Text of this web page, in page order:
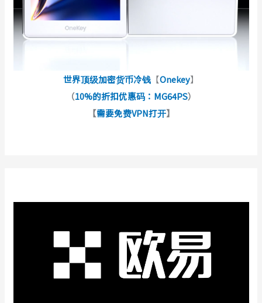
世界顶级加密货币冷钱 【Onekey】
（10%的折扣优惠码：MG64PS）
【需要免费VPN打开】